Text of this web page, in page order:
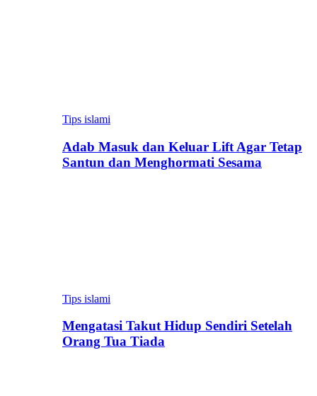
Tips islami
Adab Masuk dan Keluar Lift Agar Tetap
Santun dan Menghormati Sesama
Tips islami
Mengatasi Takut Hidup Sendiri Setelah
Orang Tua Tiada